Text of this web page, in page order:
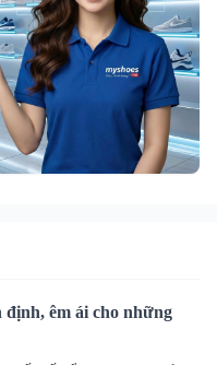
định, êm ái cho những